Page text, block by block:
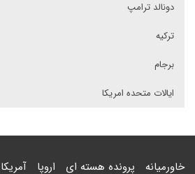
دونالد ترامپ
ترکیه
برجام
ایالات متحده امریکا
خاورمیانه پرونده هسته ای اروپا آمریکا